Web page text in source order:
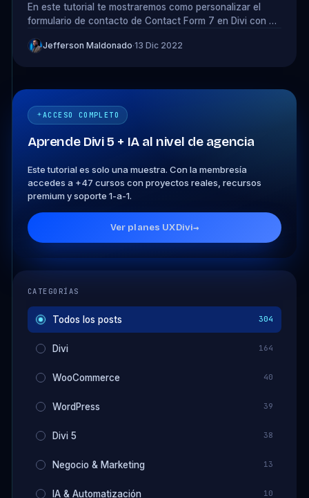
ACCESO COMPLETO
Aprende Divi 5 + IA al nivel de agencia
Este tutorial es solo una muestra. Con la membresía
accedes a +47 cursos con proyectos reales, recursos
premium y soporte 1-a-1.
Ver planes UXDivi→
CATEGORÍAS
Todos los posts 304
Divi 164
WooCommerce 40
WordPress 39
Divi 5 38
Negocio & Marketing 13
IA & Automatización 10
En este tutorial te mostraremos como personalizar el
formulario de contacto de Contact Form 7 en Divi con un
Jefferson Maldonado·13 Dic 2022